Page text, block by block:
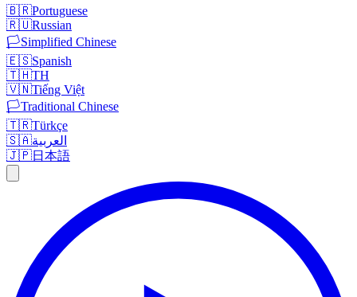
🇧🇷Portuguese
🇷🇺Russian
🏳️Simplified Chinese
🇪🇸Spanish
🇹🇭TH
🇻🇳Tiếng Việt
🏳️Traditional Chinese
🇹🇷Türkçe
🇸🇦العربية
🇯🇵日本語